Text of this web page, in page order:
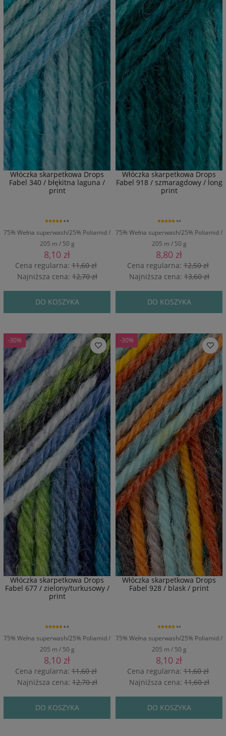
Włóczka skarpetkowa Drops
Fabel 340 / błękitna laguna /
print
75% Wełna superwash/25% Poliamid /
205 m / 50 g
4.8
8,10 zł
Cena regularna:11,60 zł
Najniższa cena:12,70 zł
DO KOSZYKA
Włóczka skarpetkowa Drops
Fabel 918 / szmaragdowy / long
print
75% Wełna superwash/25% Poliamid /
205 m / 50 g
5.0
8,80 zł
Cena regularna:12,50 zł
Najniższa cena:13,60 zł
DO KOSZYKA
Włóczka skarpetkowa Drops
Fabel 677 / zielony/turkusowy /
print
75% Wełna superwash/25% Poliamid /
205 m / 50 g
4.9
8,10 zł
Cena regularna:11,60 zł
Najniższa cena:12,70 zł
DO KOSZYKA
-30%
Włóczka skarpetkowa Drops
Fabel 928 / blask / print
75% Wełna superwash/25% Poliamid /
205 m / 50 g
5.0
8,10 zł
Cena regularna:11,60 zł
Najniższa cena:11,60 zł
DO KOSZYKA
-30%